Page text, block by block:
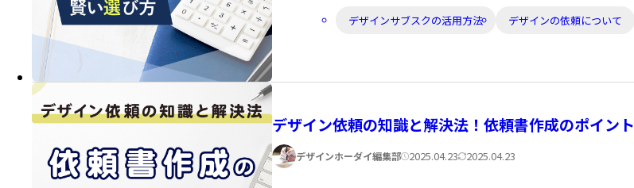
日:
日:
カ
テ
ゴ
リ
ー:
デザインサブスクの活用方法 デザインの依頼について
デザイン依頼の知識と解決法！依頼書作成のポイント
著
者:
デザインホーダイ編集部公2025.04.23更2025.04.23